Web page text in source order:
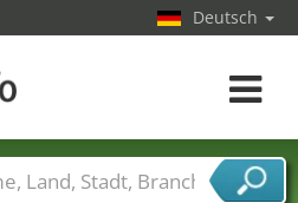
Deutsch
Toggle